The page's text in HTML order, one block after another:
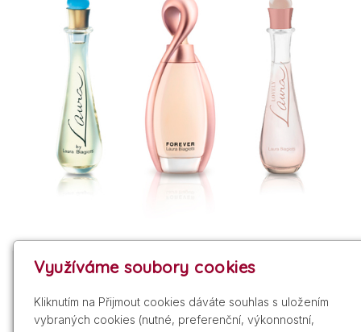
Využíváme soubory cookies
Kliknutím na Přijmout cookies dáváte souhlas s uložením
vybraných cookies (nutné, preferenční, výkonnostní,